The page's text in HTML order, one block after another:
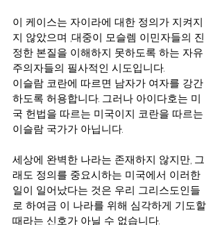
이 케이스는 자이라에 대한 정의가 지켜지
지 않았으며 ,대중이 모슬렘 이민자들의 진
정한 본질을 이해하지 못하도록 하는 자유
주의자들의 필사적인 시도입니다.
이슬람 코란에 따르면 남자가 여자를 강간
하도록 허용합니다. 그러나 아이다호는 미
국 헌법을 따르는 미국이지 코란을 따르는
이슬람 국가가 아닙니다.
세상에 완벽한 나라는 존재하지 않지만, 그
래도 정의를 중요시하는 미국에서 이러한
일이 일어났다는 것은 우리 그리스도인들
로 하여금 이 나라를 위해 심각하게 기도할
때라는 신호가 아닐 수 없습니다.